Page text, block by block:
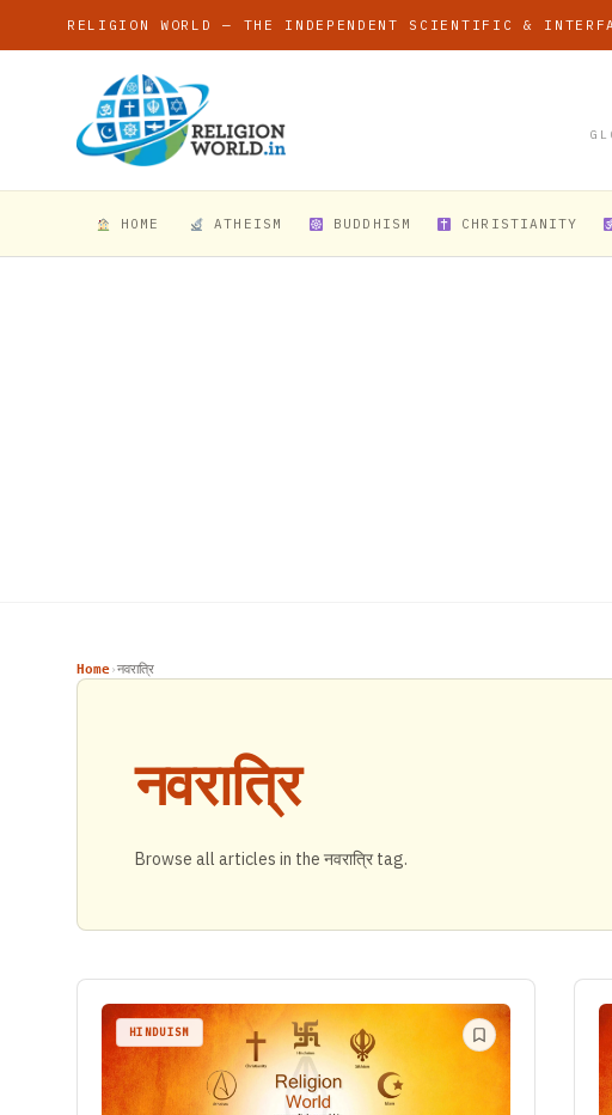
RELIGION WORLD — THE INDEPENDENT SCIENTIFIC &
HOME ATHEISM BUDDHISM CHRISTIANITY
Home›नवरात्रि
नवरात्रि
Browse all articles in the नवरात्रि tag.
HINDUISM